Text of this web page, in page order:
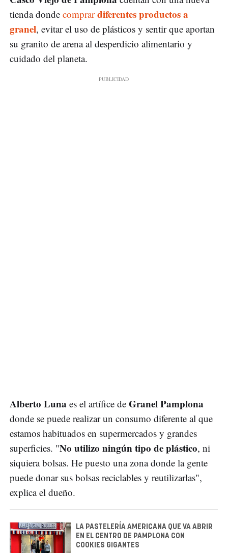
tienda donde comprardiferentes productos a
granel, evitar el uso de plásticos y sentir que aportan
su granito de arena al desperdicio alimentario y
cuidado del planeta.
Alberto Luna es el artífice de Granel Pamplona
donde se puede realizar un consumo diferente al que
estamos habituados en supermercados y grandes
superficies. "No utilizo ningún tipo de plástico, ni
siquiera bolsas. He puesto una zona donde la gente
puede donar sus bolsas reciclables y reutilizarlas",
explica el dueño.
LA PASTELERÍA AMERICANA QUE VA ABRIR
EN EL CENTRO DE PAMPLONA CON
COOKIES GIGANTES